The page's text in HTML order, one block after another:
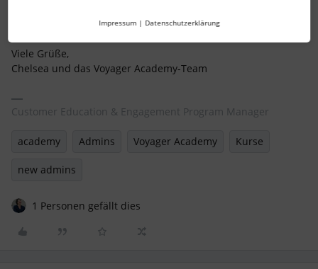
Viele Grüße,
Chelsea und das Voyager Academy-Team
Customer Education & Engagement Program Manager
academy Admins Voyager Academy Kurse
new admins
1 Personen gefällt dies
Impressum | Datenschutzerklärung